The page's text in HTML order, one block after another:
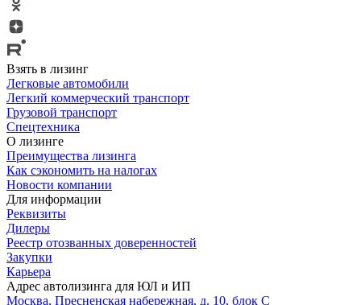
Взять в лизинг
Легковые автомобили
Легкий коммерческий транспорт
Грузовой транспорт
Спецтехника
О лизинге
Преимущества лизинга
Как сэкономить на налогах
Новости компании
Для информации
Реквизиты
Дилеры
Реестр отозванных доверенностей
Закупки
Карьера
Адрес автолизинга для ЮЛ и ИП
Москва, Пресненская набережная, д. 10, блок С